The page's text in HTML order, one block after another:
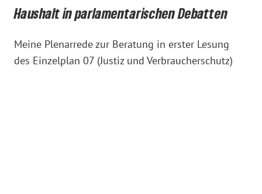
Haushalt in parlamentarischen Debatten
Meine Plenarrede zur Beratung in erster Lesung
des Einzelplan 07 (Justiz und Verbraucherschutz)